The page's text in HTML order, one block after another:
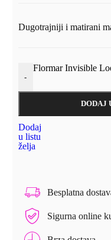
Dugotrajniji i matirani
-
Flormar Invisible
DODAJ
Dodaj
u listu
želja
Besplatna
Sigurna online